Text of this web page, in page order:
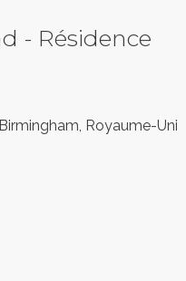
- Résidence
Royaume-Uni